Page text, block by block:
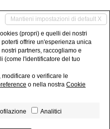
sito che si visita: i cookie di terze
da un dominio diverso da
verranno rifiutati Non accettare
non verranno mai salvati
Pozziani - P.IVA 03963900281
Mantieni impostazioni di default X
(propri) e quelli dei nostri
offrire un'esperienza unica
partners, raccogliamo e
(come l'identificatore del tuo
o verificare le
o nella nostra Cookie
Analitici